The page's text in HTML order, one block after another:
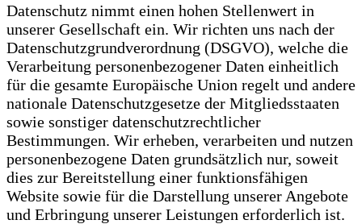
Datenschutz nimmt einen hohen Stellenwert in
unserer Gesellschaft ein. Wir richten uns nach der
Datenschutzgrundverordnung (DSGVO), welche die
Verarbeitung personenbezogener Daten einheitlich
für die gesamte Europäische Union regelt und andere
nationale Datenschutzgesetze der Mitgliedsstaaten
sowie sonstiger datenschutzrechtlicher
Bestimmungen. Wir erheben, verarbeiten und nutzen
personenbezogene Daten grundsätzlich nur, soweit
dies zur Bereitstellung einer funktionsfähigen
Website sowie für die Darstellung unserer Angebote
und Erbringung unserer Leistungen erforderlich ist.